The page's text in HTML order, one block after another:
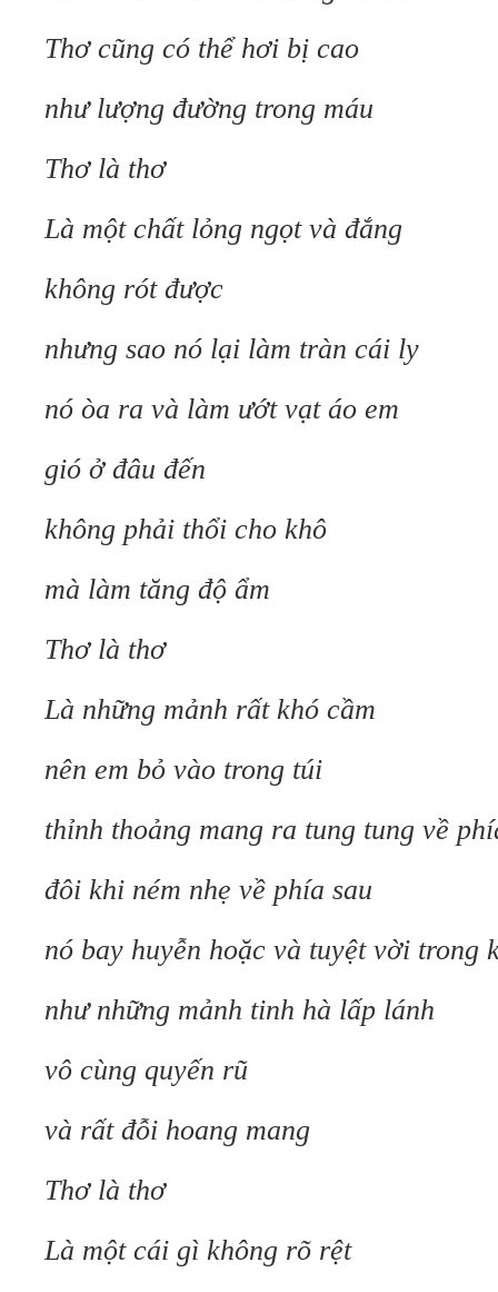
Thơ cũng có thể hơi bị cao
như lượng đường trong máu
Thơ là thơ
Là một chất lỏng ngọt và đắng
không rót được
nhưng sao nó lại làm tràn cái ly
nó òa ra và làm ướt vạt áo em
gió ở đâu đến
không phải thổi cho khô
mà làm tăng độ ẩm
Thơ là thơ
Là những mảnh rất khó cầm
nên em bỏ vào trong túi
thỉnh thoảng mang ra tung tung về
đôi khi ném nhẹ về phía sau
nó bay huyễn hoặc và tuyệt vời trong
như những mảnh tinh hà lấp lánh
vô cùng quyến rũ
và rất đỗi hoang mang
Thơ là thơ
Là một cái gì không rõ rệt